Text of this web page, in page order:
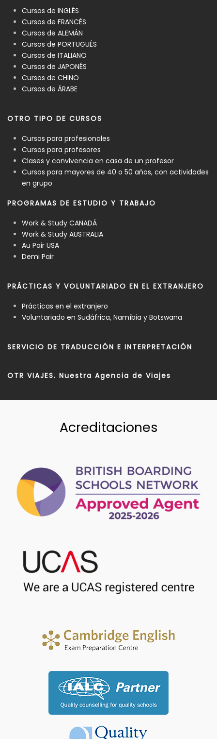
Cursos de INGLÉS
Cursos de FRANCÉS
Cursos de ALEMÁN
Cursos de PORTUGUÉS
Cursos de ITALIANO
Cursos de JAPONÉS
Cursos de CHINO
Cursos de ÁRABE
OTRO TIPO DE CURSOS
Cursos para profesionales
Cursos para profesores
Clases y convivencia en casa de un profesor
Cursos para mayores de 40 o 50 años, con actividades
en grupo
PROGRAMAS DE ESTUDIO Y TRABAJO
Work & Study CANADÁ
Work & Study AUSTRALIA
Au Pair USA
Demi Pair
PRÁCTICAS Y VOLUNTARIADO EN EL EXTRANJERO
Prácticas en el extranjero
Voluntariado en Sudáfrica, Namíbia y Botswana
SERVICIO DE TRADUCCIÓN E INTERPRETACIÓN
OTR VIAJES. Nuestra Agencia de Viajes
Acreditaciones